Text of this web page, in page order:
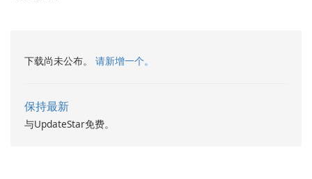
下载尚未公布。 请新增一个。
保持最新
与UpdateStar免费。